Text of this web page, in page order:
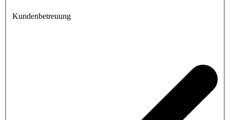
Kundenbetreuung